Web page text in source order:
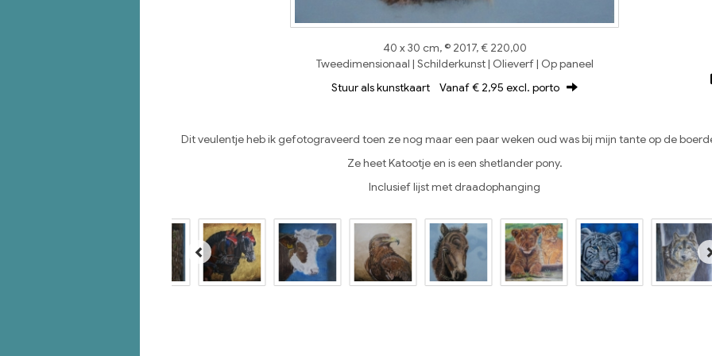
40 x 30 cm, © 2017, € 220,00
Tweedimensionaal | Schilderkunst | Olieverf | Op paneel
Stuur als kunstkaart Vanaf € 2,95 excl. porto
Dit veulentje heb ik gefotograveerd toen ze nog maar een paar weken oud was bij mijn tante op de
Ze heet Katootje en is een shetlander pony.
Inclusief lijst met draadophanging